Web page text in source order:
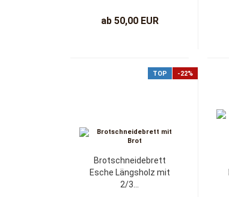
ab 50,00 EUR
TOP -22%
Brotschneidebrett
Esche Längsholz mit
2/3...